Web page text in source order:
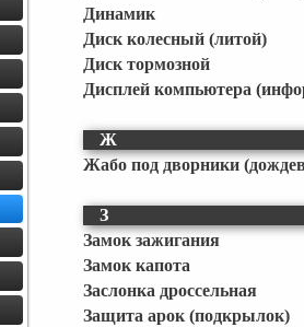
Динамик
Диск колесный (литой)
Диск тормозной
Дисплей компьютера
Ж
Жабо под дворники
З
Замок зажигания
Замок капота
Заслонка дроссельная
Защита арок (подкрылок)